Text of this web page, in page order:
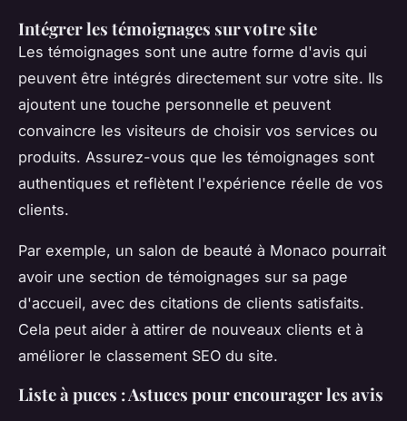
Intégrer les témoignages sur votre site
Les témoignages sont une autre forme d'avis qui
peuvent être intégrés directement sur votre site. Ils
ajoutent une touche personnelle et peuvent
convaincre les visiteurs de choisir vos services ou
produits. Assurez-vous que les témoignages sont
authentiques et reflètent l'expérience réelle de vos
clients.
Par exemple, un salon de beauté à Monaco pourrait
avoir une section de témoignages sur sa page
d'accueil, avec des citations de clients satisfaits.
Cela peut aider à attirer de nouveaux clients et à
améliorer le classement SEO du site.
Liste à puces : Astuces pour encourager les avis